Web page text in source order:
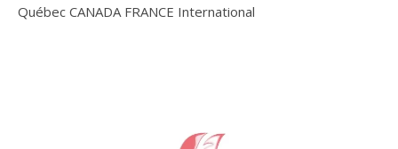
Québec CANADA FRANCE International